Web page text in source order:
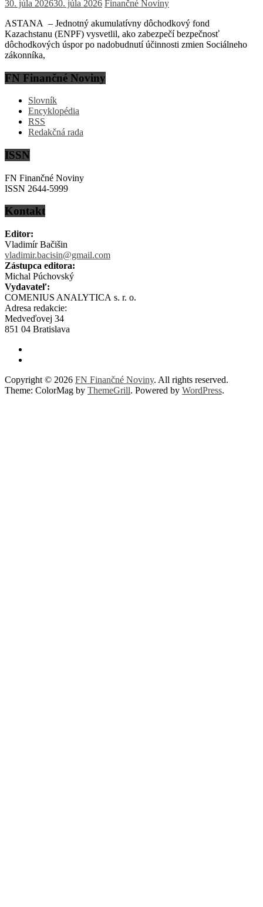
30. júla 202630. júla 2026 Finančné Noviny
ASTANA – Jednotný akumulatívny dôchodkový fond
Kazachstanu (ENPF) vysvetlil, ako zabezpečí bezpečnosť
dôchodkových úspor po nadobudnutí účinnosti zmien Sociálneho
zákonníka,
FN Finančné Noviny
Slovník
Encyklopédia
RSS
Redakčná rada
ISSN
FN Finančné Noviny
ISSN 2644-5999
Kontakt
Editor:
Vladimír Bačišin
vladimir.bacisin@gmail.com
Zástupca editora:
Michal Púchovský
Vydavateľ:
COMENIUS ANALYTICA s. r. o.
Adresa redakcie:
Medveďovej 34
851 04 Bratislava
Copyright © 2026 FN Finančné Noviny. All rights reserved.
Theme: ColorMag by ThemeGrill. Powered by WordPress.